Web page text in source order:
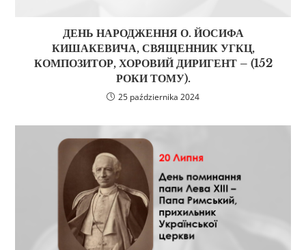
ДЕНЬ НАРОДЖЕННЯ О. ЙОСИФА
КИШАКЕВИЧА, СВЯЩЕННИК УГКЦ,
КОМПОЗИТОР, ХОРОВИЙ ДИРИГЕНТ – (152
РОКИ ТОМУ).
25 października 2024